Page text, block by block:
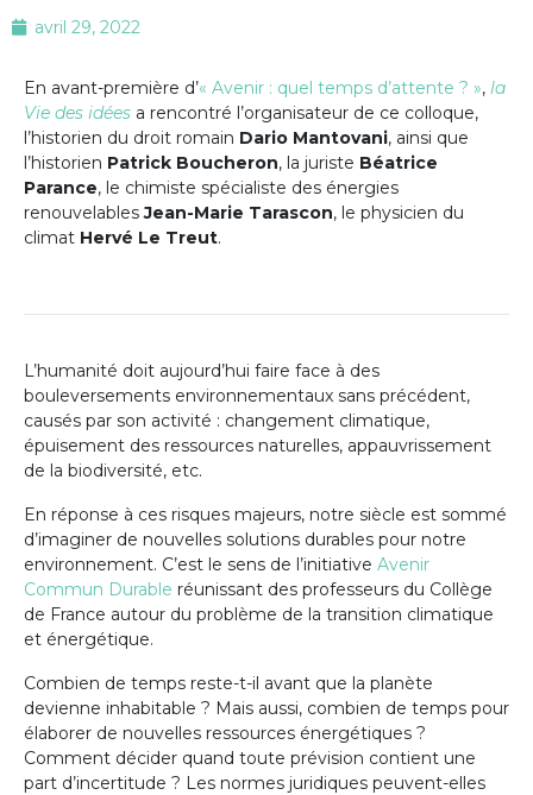
avril 29, 2022
En avant-première d’« Avenir : quel temps d’attente ? », la
Vie des idées a rencontré l’organisateur de ce colloque,
l’historien du droit romain Dario Mantovani, ainsi que
l’historien Patrick Boucheron, la juriste Béatrice
Parance, le chimiste spécialiste des énergies
renouvelablesJean-Marie Tarascon, le physicien du
climat Hervé Le Treut.
L’humanité doit aujourd’hui faire face à des
bouleversements environnementaux sans précédent,
causés par son activité : changement climatique,
épuisement des ressources naturelles, appauvrissement
de la biodiversité, etc.
En réponse à ces risques majeurs, notre siècle est sommé
d’imaginer de nouvelles solutions durables pour notre
environnement. C’est le sens de l’initiative Avenir
Commun Durable réunissant des professeurs du Collège
de France autour du problème de la transition climatique
et énergétique.
Combien de temps reste-t-il avant que la planète
devienne inhabitable ? Mais aussi, combien de temps pour
élaborer de nouvelles ressources énergétiques ?
Comment décider quand toute prévision contient une
part d’incertitude ? Les normes juridiques peuvent-elles